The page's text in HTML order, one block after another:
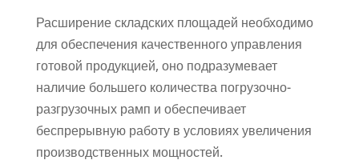
Расширение складских площадей необходимо
для обеспечения качественного управления
готовой продукцией, оно подразумевает
наличие большего количества погрузочно-
разгрузочных рамп и обеспечивает
беспрерывную работу в условиях увеличения
производственных мощностей.